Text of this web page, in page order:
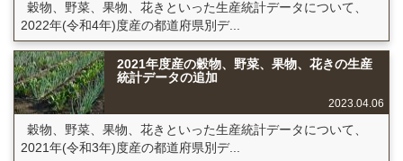
穀物、野菜、果物、花きといった生産統計データについて、
2022年(令和4年)度産の都道府県別デ...
2021年度産の穀物、野菜、果物、花きの生産
統計データの追加
2023.04.06
穀物、野菜、果物、花きといった生産統計データについて、
2021年(令和3年)度産の都道府県別デ...